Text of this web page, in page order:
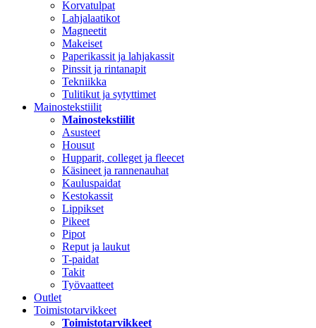
Korvatulpat
Lahjalaatikot
Magneetit
Makeiset
Paperikassit ja lahjakassit
Pinssit ja rintanapit
Tekniikka
Tulitikut ja sytyttimet
Mainostekstiilit
Mainostekstiilit
Asusteet
Housut
Hupparit, colleget ja fleecet
Käsineet ja rannenauhat
Kauluspaidat
Kestokassit
Lippikset
Pikeet
Pipot
Reput ja laukut
T-paidat
Takit
Työvaatteet
Outlet
Toimistotarvikkeet
Toimistotarvikkeet